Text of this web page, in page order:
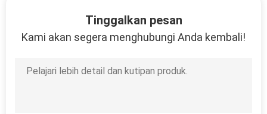
Tinggalkan pesan
Kami akan segera menghubungi Anda kembali!